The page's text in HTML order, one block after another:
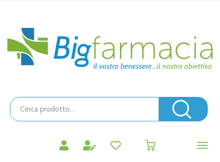
principaleBigfarmacia
Cerca
Prodotto